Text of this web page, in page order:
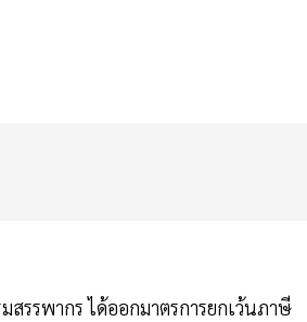
รรพากร ได้ออกมาตรการยกเว้นภาษี